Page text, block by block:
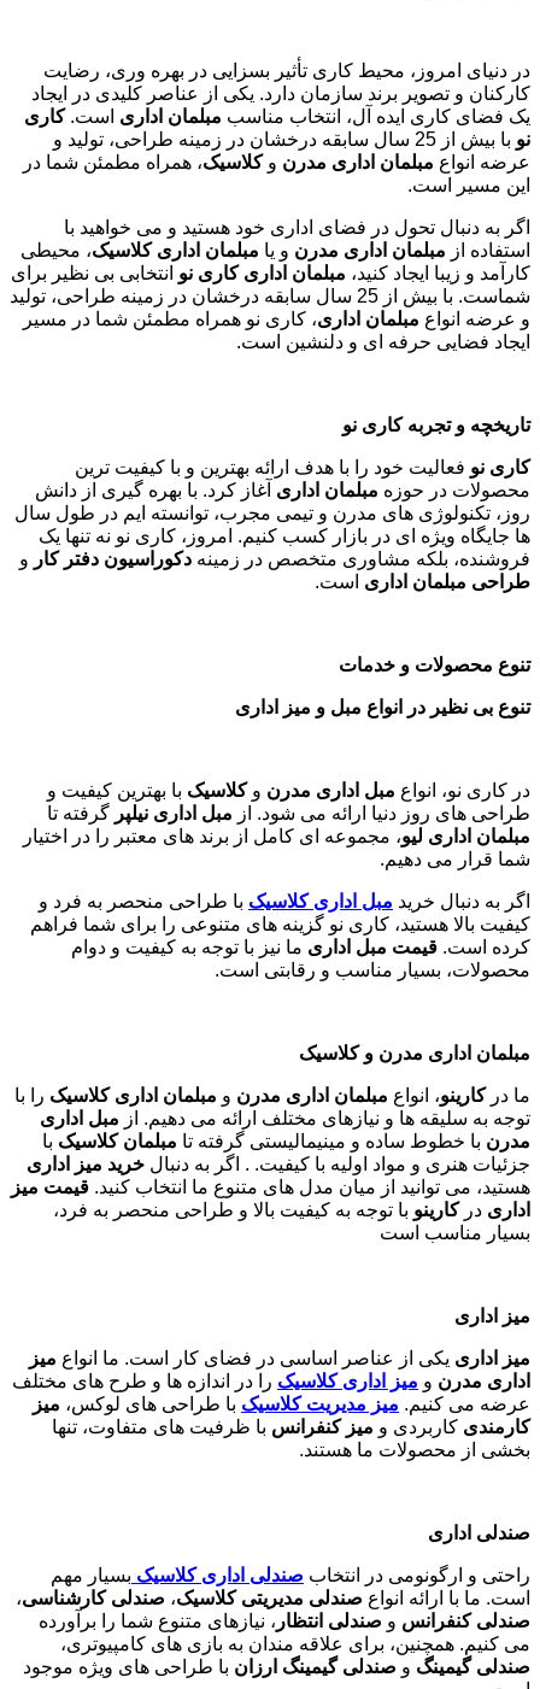
در دنیای امروز، محیط کاری تأثیر بسزایی در بهره وری، رضایت
کارکنان و تصویر برند سازمان دارد. یکی از عناصر کلیدی در ایجاد
یک فضای کاری ایده آل، انتخاب مناسب مبلمان اداری است.کاری
نو
با بیش از 25 سال سابقه درخشان در زمینه طراحی، تولید و
عرضه انواع مبلمان اداری مدرن وکلاسیک، همراه مطمئن شما در
این مسیر است.
اگر به دنبال تحول در فضای اداری خود هستید و می خواهید با
استفاده از مبلمان اداری مدرن و یا مبلمان اداری کلاسیک، محیطی
کارآمد و زیبا ایجاد کنید، مبلمان اداری کاری نو انتخابی بی نظیر برای
شماست. با بیش از 25 سال سابقه درخشان در زمینه طراحی، تولید
و عرضه انواع مبلمان اداری، کاری نو همراه مطمئن شما در مسیر
ایجاد فضایی حرفه ای و دلنشین است.
تاریخچه و تجربه کاری نو
کاری نو فعالیت خود را با هدف ارائه بهترین و با کیفیت ترین
محصولات در حوزه مبلمان اداری آغاز کرد. با بهره گیری از دانش
روز، تکنولوژی های مدرن و تیمی مجرب، توانسته ایم در طول سال
ها جایگاه ویژه ای در بازار کسب کنیم. امروز، کاری نو نه تنها یک
فروشنده، بلکه مشاوری متخصص در زمینه دکوراسیون دفتر کار و
طراحی مبلمان اداری است.
تنوع محصولات و خدمات
تنوع بی نظیر در انواع مبل و میز اداری
در کاری نو، انواع مبل اداری مدرن وکلاسیک با بهترین کیفیت و
طراحی های روز دنیا ارائه می شود. از مبل اداری نیلپر گرفته تا
مبلمان اداری لیو، مجموعه ای کامل از برند های معتبر را در اختیار
شما قرار می دهیم.
اگر به دنبال خرید مبل اداری کلاسیک با طراحی منحصر به فرد و
کیفیت بالا هستید، کاری نو گزینه های متنوعی را برای شما فراهم
کرده است. قیمت مبل اداری ما نیز با توجه به کیفیت و دوام
محصولات، بسیار مناسب و رقابتی است.
مبلمان اداری مدرن و کلاسیک
ما درکارینو، انواع مبلمان اداری مدرن و مبلمان اداری کلاسیک را با
توجه به سلیقه ها و نیازهای مختلف ارائه می دهیم. از مبل اداری
مدرن با خطوط ساده و مینیمالیستی گرفته تا مبلمان کلاسیک با
جزئیات هنری و مواد اولیه با کیفیت. . اگر به دنبال خرید میز اداری
هستید، می توانید از میان مدل های متنوع ما انتخاب کنید. قیمت میز
اداری درکارینو با توجه به کیفیت بالا و طراحی منحصر به فرد،
بسیار مناسب است
میز اداری
میز اداری یکی از عناصر اساسی در فضای کار است. ما انواع میز
اداری مدرن و میز اداری کلاسیک را در اندازه ها و طرح های مختلف
عرضه می کنیم. میز مدیریت کلاسیک با طراحی های لوکس، میز
کارمندی کاربردی و میز کنفرانس با ظرفیت های متفاوت، تنها
بخشی از محصولات ما هستند.
صندلی اداری
راحتی و ارگونومی در انتخاب صندلی اداری کلاسیک بسیار مهم
است. ما با ارائه انواع صندلی مدیریتی کلاسیک، صندلی کارشناسی،
صندلی کنفرانس و صندلی انتظار ، نیازهای متنوع شما را برآورده
می کنیم. همچنین، برای علاقه مندان به بازی های کامپیوتری،
صندلی گیمینگ و صندلی گیمینگ ارزان با طراحی های ویژه موجود